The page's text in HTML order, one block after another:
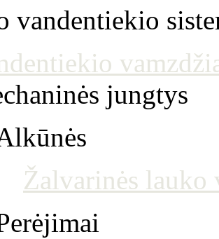
vandentiekio
jungtys
Žalvarinės lauko